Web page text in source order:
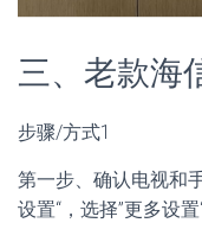
三、老款海
步骤/方式1
第一步、确认电视和
设置“，选择”更多设置